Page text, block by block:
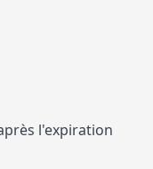
l'expiration